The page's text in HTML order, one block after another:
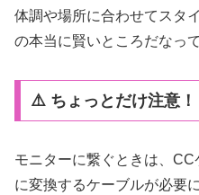
体調や場所に合わせてスタ
の本当に賢いところだなっ
⚠️ ちょっとだけ注意！
モニターに繋ぐときは、
に変換するケーブルが必要